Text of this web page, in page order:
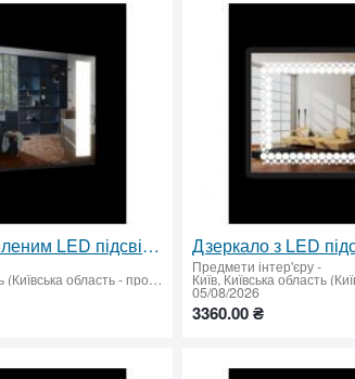
Дзеркало з посиленим LED підсвічуванням 650х950
Київ, Київська область (Київська область - продати купити)
Предмети інтер'єру-
05/08/2026
3360.00 ₴